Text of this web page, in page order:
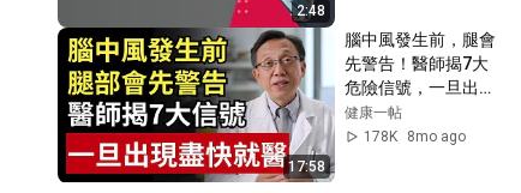
2:48
17:58
腦中風發生前，腿會
先警告！醫師揭7大
危險信號，一旦出現
盡快就醫｜健康一帖
｜中風前兆｜護血管
健康一帖
178K
8mo ago